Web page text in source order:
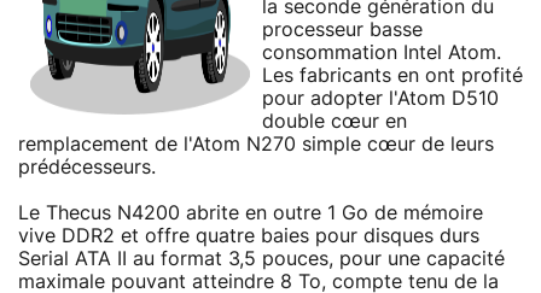
la seconde génération du
processeur basse
consommation Intel Atom.
Les fabricants en ont profité
pour adopter l'Atom D510
double cœur en
remplacement de l'Atom N270 simple cœur de leurs
prédécesseurs.
Le Thecus N4200 abrite en outre 1 Go de mémoire
vive DDR2 et offre quatre baies pour disques durs
Serial ATA II au format 3,5 pouces, pour une capacité
maximale pouvant atteindre 8 To, compte tenu de la